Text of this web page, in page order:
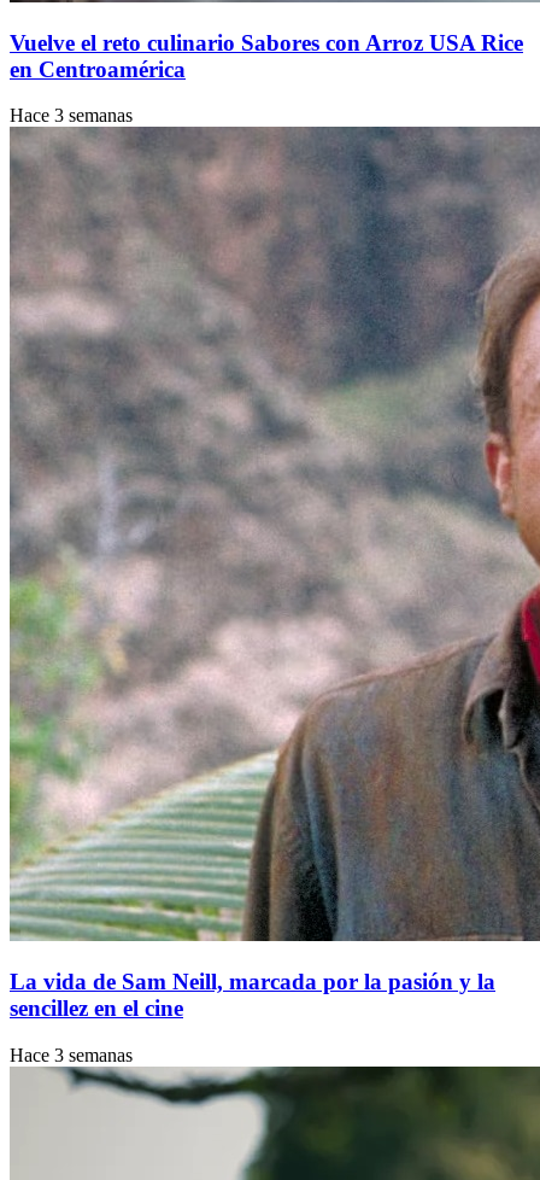
Vuelve el reto culinario Sabores con Arroz USA Rice
en Centroamérica
Hace 3 semanas
La vida de Sam Neill, marcada por la pasión y la
sencillez en el cine
Hace 3 semanas